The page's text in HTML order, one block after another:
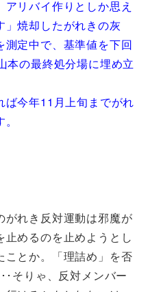
リバイ作りとしか思え
」焼却したがれきの灰
測定中で、基準値を下回
本の最終処分場に埋め立
ば今年11月上旬までがれ
がれき反対運動は邪魔が
めるのを止めようとし
ことか。「理詰め」を否
･そりゃ、反対メンバー